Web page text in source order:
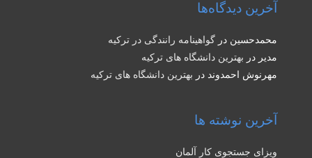
آخرین دیدگاه‌ها
محمدحسین در گواهینامه رانندگی در ترکیه
مدیر در بهترین دانشگاه های ترکیه
مهرنوش احمدوند در بهترین دانشگاه های ترکیه
آخرین نوشته ها
ویزای جستجوی کار آلمان